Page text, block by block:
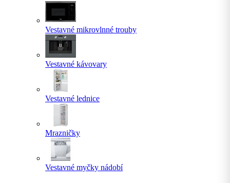
Vestavné mikrovlnné trouby
Vestavné kávovary
Vestavné lednice
Mrazničky
Vestavné myčky nádobí